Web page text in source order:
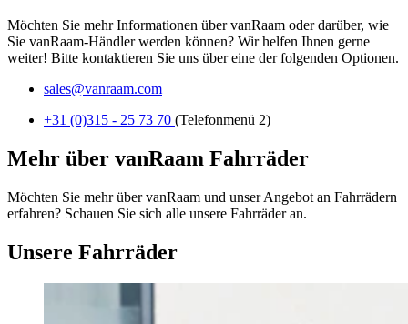
Möchten Sie mehr Informationen über vanRaam oder darüber, wie
Sie vanRaam-Händler werden können? Wir helfen Ihnen gerne
weiter! Bitte kontaktieren Sie uns über eine der folgenden Optionen.
sales@vanraam.com
+31 (0)315 - 25 73 70 (Telefonmenü 2)
Mehr über vanRaam Fahrräder
Möchten Sie mehr über vanRaam und unser Angebot an Fahrrädern
erfahren? Schauen Sie sich alle unsere Fahrräder an.
Unsere Fahrräder